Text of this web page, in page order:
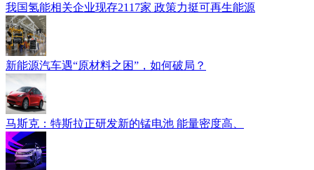
我国氢能相关企业现存2117家 政策力挺可再生能源
新能源汽车遇“原材料之困”，如何破局？
马斯克：特斯拉正研发新的锰电池 能量密度高、